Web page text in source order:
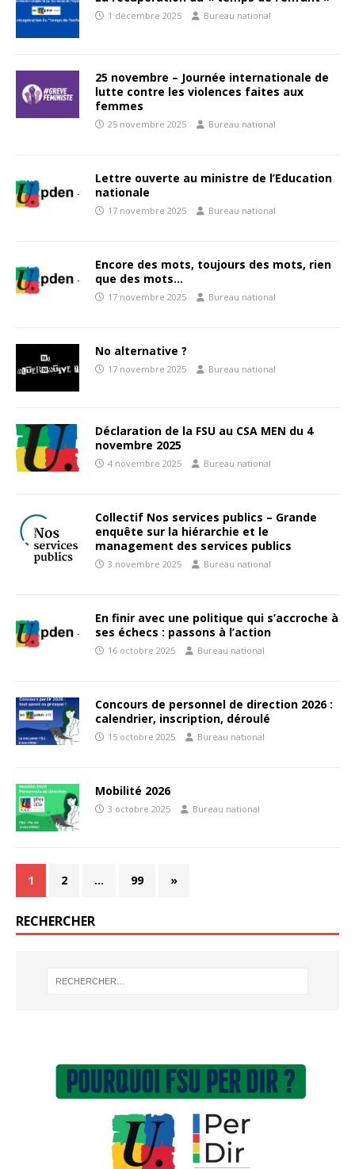
1 décembre 2025 Bureau national
25 novembre – Journée internationale de
lutte contre les violences faites aux
femmes
25 novembre 2025 Bureau national
Lettre ouverte au ministre de l’Education
nationale
17 novembre 2025 Bureau national
Encore des mots, toujours des mots, rien
que des mots…
17 novembre 2025 Bureau national
No alternative ?
17 novembre 2025 Bureau national
Déclaration de la FSU au CSA MEN du 4
novembre 2025
4 novembre 2025 Bureau national
Collectif Nos services publics – Grande
enquête sur la hiérarchie et le
management des services publics
3 novembre 2025 Bureau national
En finir avec une politique qui s’accroche à
ses échecs : passons à l’action
16 octobre 2025 Bureau national
Concours de personnel de direction 2026 :
calendrier, inscription, déroulé
15 octobre 2025 Bureau national
Mobilité 2026
3 octobre 2025 Bureau national
1 2 … 99 »
RECHERCHER